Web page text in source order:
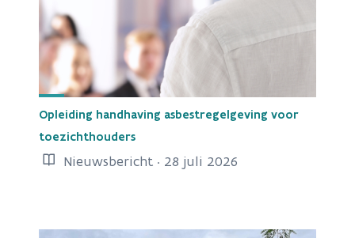
Opleiding handhaving asbestregelgeving voor
toezichthouders
Nieuwsbericht · 28 juli 2026